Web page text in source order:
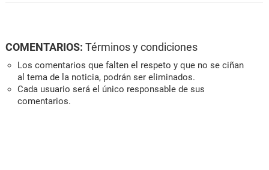
COMENTARIOS: Términos y condiciones
Los comentarios que falten el respeto y que no se ciñan
al tema de la noticia, podrán ser eliminados.
Cada usuario será el único responsable de sus
comentarios.